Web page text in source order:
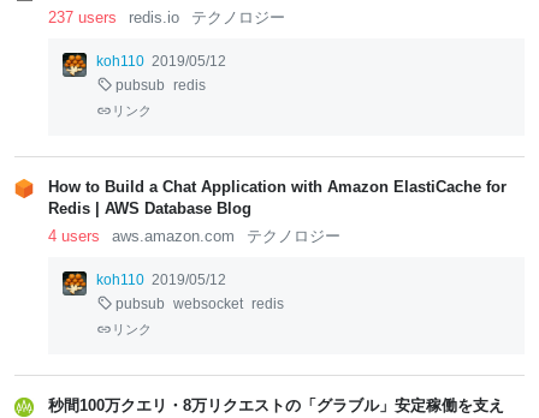
237 users
redis.io テクノロジー
koh110 2019/05/12
pubsub redis
リンク
How to Build a Chat Application with Amazon ElastiCache for
Redis | AWS Database Blog
4 users
aws.amazon.com テクノロジー
koh110 2019/05/12
pubsub websocket redis
リンク
秒間100万クエリ・8万リクエストの「グラブル」安定稼働を支え